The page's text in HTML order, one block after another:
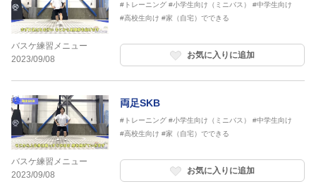
バスケ練習メニュー
2023/09/08
#トレーニング #小学生向け（ミニバス）
#中学生向け
#高校生向け #家（自宅）でできる
お気に入りに追加
バスケ練習メニュー
2023/09/08
両足SKB
#トレーニング #小学生向け（ミニバス）
#中学生向け
#高校生向け #家（自宅）でできる
お気に入りに追加